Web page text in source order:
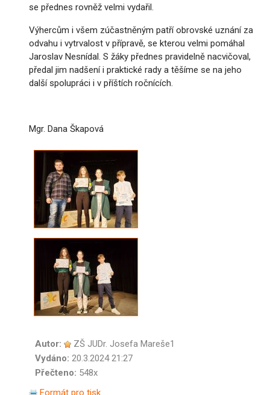
se přednes rovněž velmi vydařil.
Výhercům i všem zúčastněným patří obrovské uznání za
odvahu i vytrvalost v přípravě, se kterou velmi pomáhal
Jaroslav Nesnídal. S žáky přednes pravidelně nacvičoval,
předal jim nadšení i praktické rady a těšíme se na jeho
další spolupráci i v příštích ročnících.
Mgr. Dana Škapová
Autor:
ZŠ JUDr. Josefa Mareše1
Vydáno: 20.3.2024 21:27
Přečteno: 548x
Formát pro tisk